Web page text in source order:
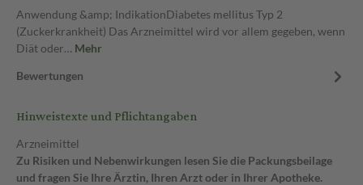
Anwendung &amp; IndikationDiabetes mellitus Typ 2
(Zuckerkrankheit) Das Arzneimittel wird vor allem gegeben, wenn
Diät oder… Mehr
Bewertungen
Hinweistexte und Pflichtangaben
Arzneimittel
Zu Risiken und Nebenwirkungen lesen Sie die Packungsbeilage
und fragen Sie Ihre Ärztin, Ihren Arzt oder in Ihrer Apotheke.